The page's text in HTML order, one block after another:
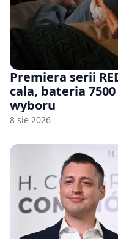
Premiera serii
cala, bateria
wyboru
8 sie 2026